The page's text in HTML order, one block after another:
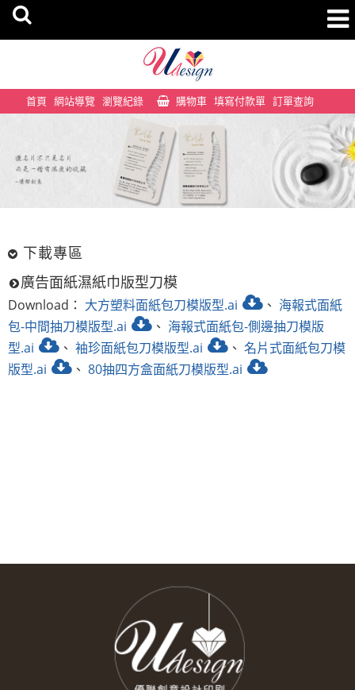
首頁 網站導覽 瀏覽紀錄 購物車 填寫付款單 訂單查詢
下載專區
廣告面紙濕紙巾版型刀模
Download： 大方塑料面紙包刀模版型.ai 、 海報式面紙
包-中間抽刀模版型.ai
、 海報式面紙包-側邊抽刀模版
型.ai
、 袖珍面紙包刀模版型.ai 、 名片式面紙包刀模
版型.ai
、 80抽四方盒面紙刀模版型.ai